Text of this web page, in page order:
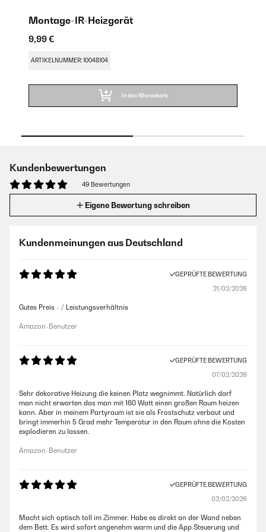
Montage-IR-Heizgerät
9,99 €
ARTIKELNUMMER: 10048104
In den Warenkorb
Kundenbewertungen
49 Bewertungen
Eigene Bewertung schreiben
Kundenmeinungen aus Deutschland
GEPRÜFTE BEWERTUNG
21/02/2026
Gutes Preis - / Leistungsverhältnis
Amazon-Benutzer
GEPRÜFTE BEWERTUNG
07/02/2026
Sehr dekorative Heizung die keinen Platz wegnimmt. Natürlich darf
man nicht erwarten das man mit 160 Watt einen großen Raum heizen
kann. Aber in meinem Partyraum ist sie als Frostschutz verbaut und
bringt immerhin 5 Grad mehr Temperatur in den Raum ohne die Kosten
explodieren zu lassen.
Amazon-Benutzer
GEPRÜFTE BEWERTUNG
02/02/2026
Macht sich optisch toll im Zimmer. Habe es direkt an der Wand neben
dem Bett. Es wird sofort angenehm warm und die App Steuerung und